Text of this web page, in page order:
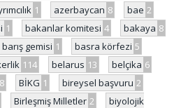
1 azerbaycan 8 bae 2
1 bakanlar komitesi 4 bakaya 8
barış gemisi 1 basra körfezi 5
114 belarus 13 belçika 6
8 BİKG 1 bireysel başvuru 2
Birleşmiş Milletler 2
biyolojik